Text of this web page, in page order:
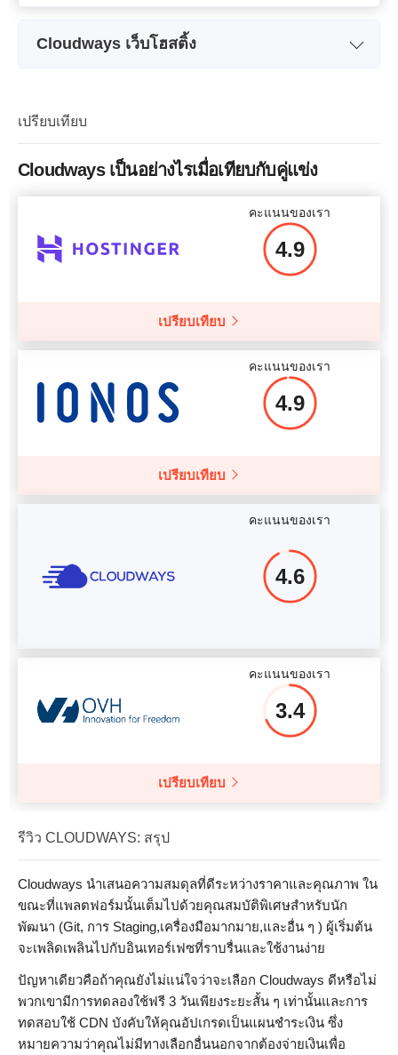
Cloudways เว็บโฮสติ้ง
การจัดเก็บ
1
$35.00
ข้อมูลเพิ่มเติม
เปรียบเทียบ
Cloudways เป็นอย่างไรเมื่อเทียบกับคู่แข่ง
คะแนนของเรา
4.9
เปรียบเทียบ
คะแนนของเรา
4.9
เปรียบเทียบ
คะแนนของเรา
4.6
คะแนนของเรา
3.4
เปรียบเทียบ
รีวิว CLOUDWAYS: สรุป
Cloudways นำเสนอความสมดุลที่ดีระหว่างราคาและคุณภาพ ใน
ขณะที่แพลตฟอร์มนั้นเต็มไปด้วยคุณสมบัติพิเศษสำหรับนัก
พัฒนา (Git, การ Staging,เครื่องมือมากมาย,และอื่น ๆ ) ผู้เริ่มต้น
จะเพลิดเพลินไปกับอินเทอร์เฟซที่ราบรื่นและใช้งานง่าย
ปัญหาเดียวคือถ้าคุณยังไม่แน่ใจว่าจะเลือก Cloudways ดีหรือไม่
พวกเขามีการทดลองใช้ฟรี 3 วันเพียงระยะสั้น ๆ เท่านั้นและการ
ทดสอบใช้ CDN บังคับให้คุณอัปเกรดเป็นแผนชำระเงิน ซึ่ง
หมายความว่าคุณไม่มีทางเลือกอื่นนอกจากต้องจ่ายเงินเพื่อ